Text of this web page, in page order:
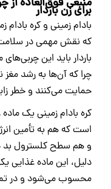
منبعی فوق‌العاده از
برای زن باردار
بادام زمینی و کره بادام
که نقش مهمی در سلامت
باردار باید این
چرا که آن‌ها به رشد
حمایت می‌کنند و خطر
کره بادام زمینی یک
است که هم به تأمین
و هم سطح کلسترول
دلیل، این ماده غذایی
محسوب می‌شود و در